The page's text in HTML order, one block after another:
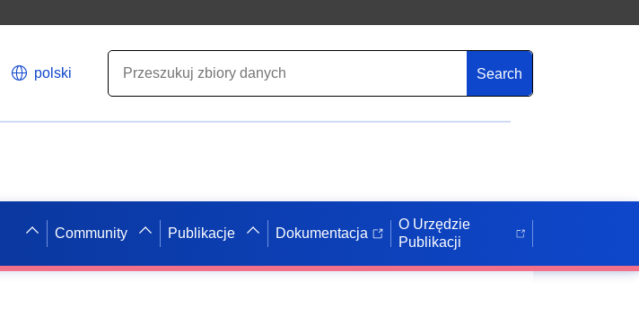
polski Search
Community Publikacje Dokumentacja
O Urzędzie
Publikacji